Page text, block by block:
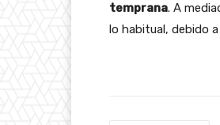
temprana. A
lo habitual, debido